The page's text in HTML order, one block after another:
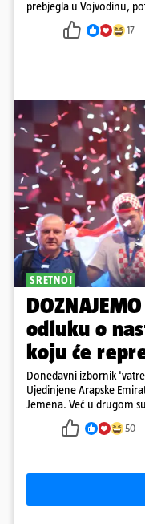
prebjegla u Vojvodinu,
17
SRETNO!
odluku o
koju će
Donedavni izbornik
Ujedinjene Arapske
Jemena. Već u drugom
50